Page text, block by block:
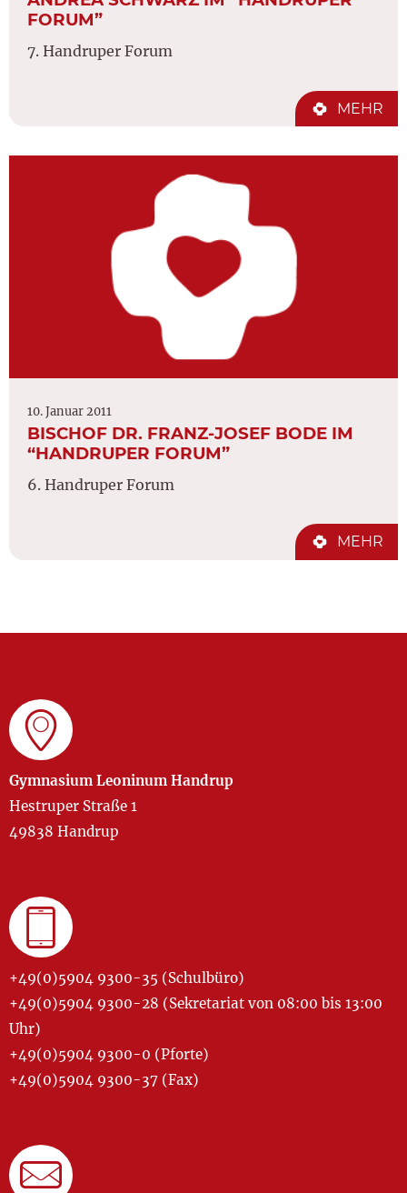
FORUM”
7. Handruper Forum
MEHR
10. Januar 2011
BISCHOF DR. FRANZ-JOSEF BODE IM
“HANDRUPER FORUM”
6. Handruper Forum
MEHR
Gymnasium Leoninum Handrup
Hestruper Straße 1
49838 Handrup
+49(0)5904 9300-35 (Schulbüro)
+49(0)5904 9300-28 (Sekretariat von 08:00 bis 13:00
Uhr)
+49(0)5904 9300-0 (Pforte)
+49(0)5904 9300-37 (Fax)